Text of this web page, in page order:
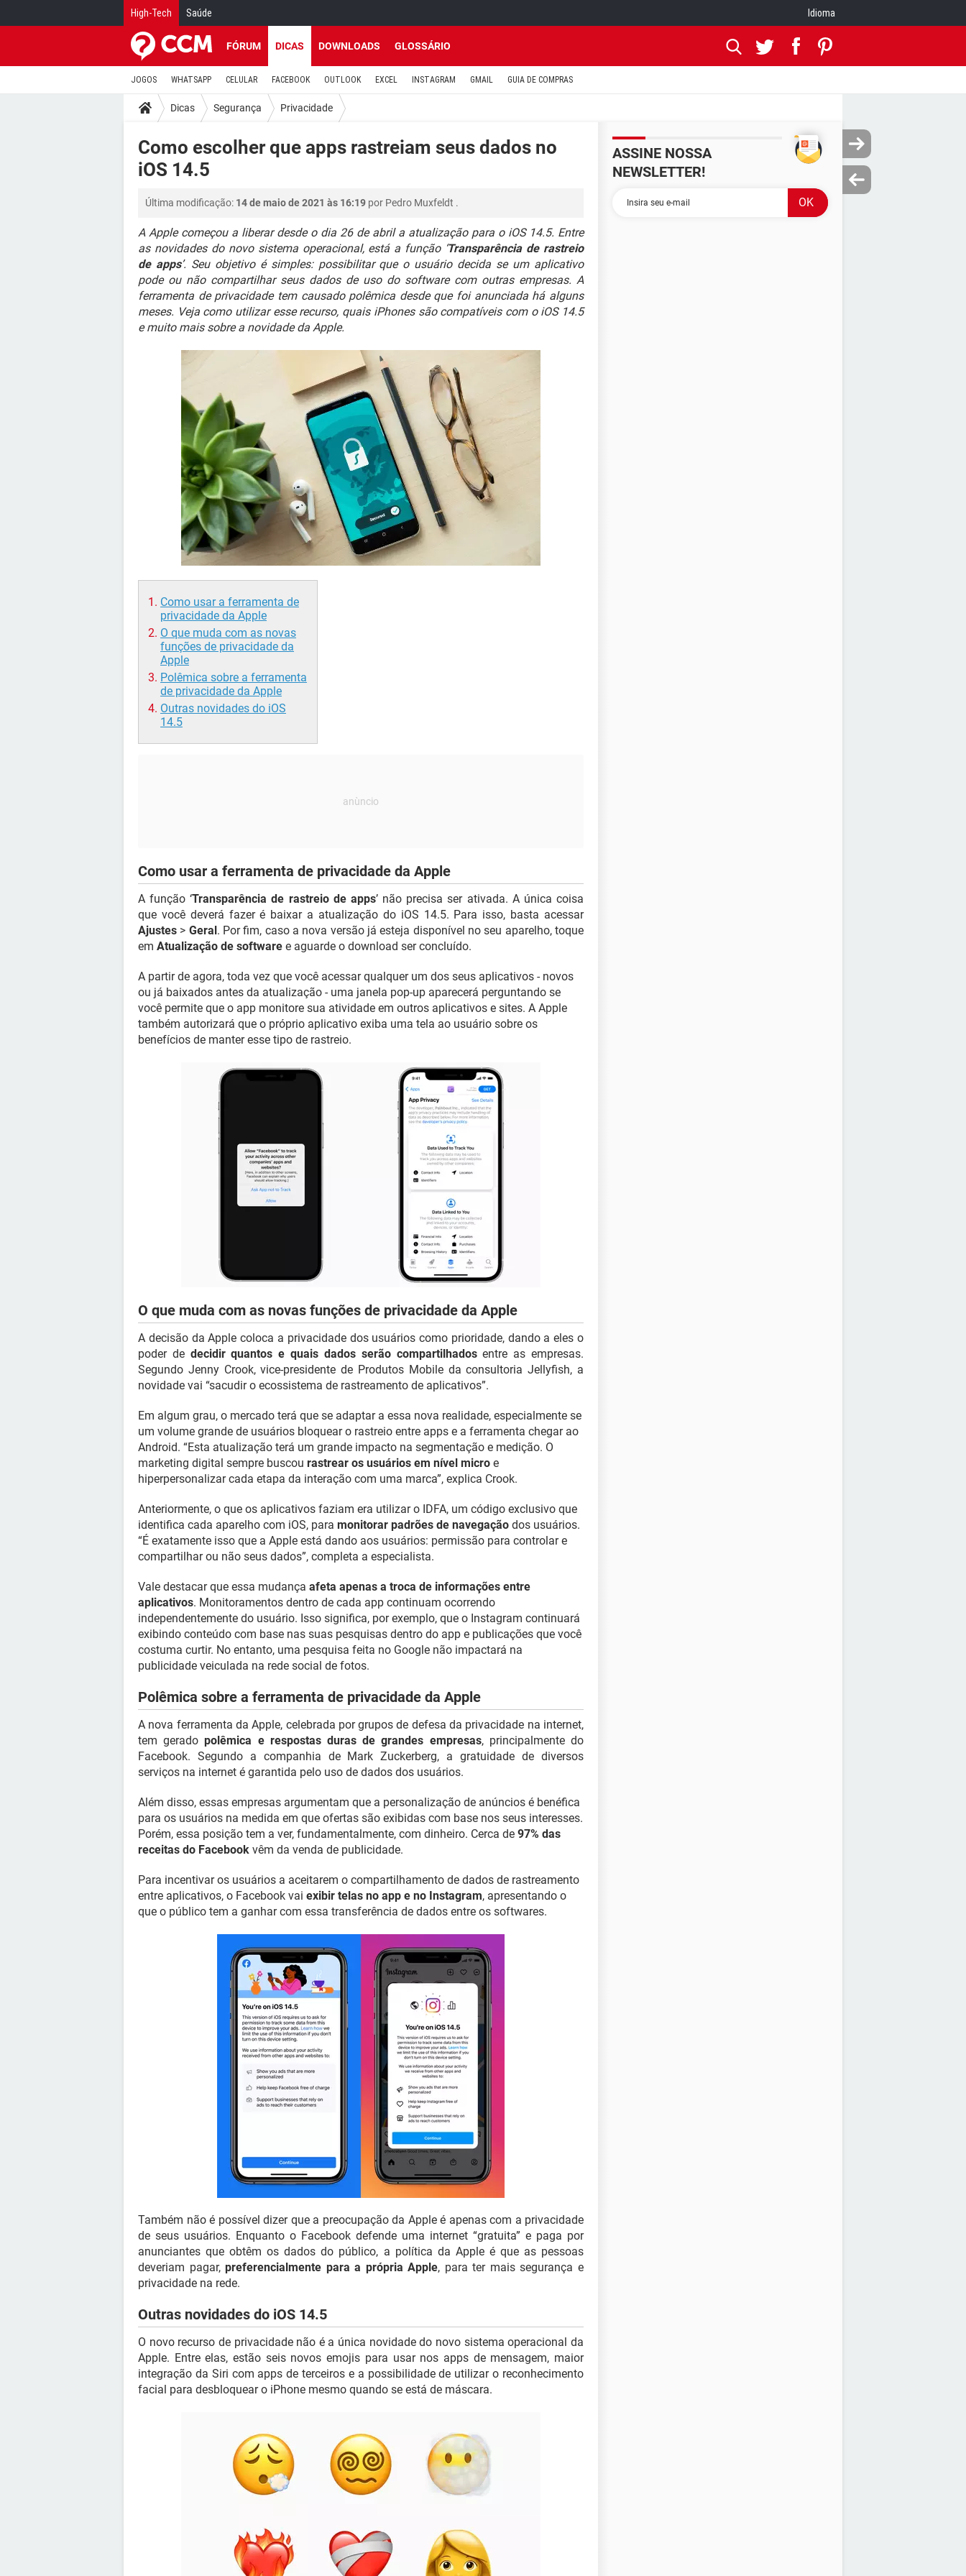
High-Tech Saúde Idioma
FÓRUM DICAS DOWNLOADS GLOSSÁRIO
JOGOS WHATSAPP CELULAR FACEBOOK OUTLOOK EXCEL INSTAGRAM GMAIL GUIA DE COMPRAS
Dicas Segurança Privacidade
Como escolher que apps rastreiam seus dados no
iOS 14.5
Última modificação: 14 de maio de 2021 às 16:19 por Pedro Muxfeldt .
A Apple começou a liberar desde o dia 26 de abril a atualização para o iOS 14.5. Entre
as novidades do novo sistema operacional, está a função ‘Transparência de rastreio
de apps’. Seu objetivo é simples: possibilitar que o usuário decida se um aplicativo
pode ou não compartilhar seus dados de uso do software com outras empresas. A
ferramenta de privacidade tem causado polêmica desde que foi anunciada há alguns
meses. Veja como utilizar esse recurso, quais iPhones são compatíveis com o iOS 14.5
e muito mais sobre a novidade da Apple.
Como usar a ferramenta de
privacidade da Apple
O que muda com as novas
funções de privacidade da
Apple
Polêmica sobre a ferramenta
de privacidade da Apple
Outras novidades do iOS
14.5
Como usar a ferramenta de privacidade da Apple
A função ‘Transparência de rastreio de apps’ não precisa ser ativada. A única coisa
que você deverá fazer é baixar a atualização do iOS 14.5. Para isso, basta acessar
Ajustes > Geral. Por fim, caso a nova versão já esteja disponível no seu aparelho, toque
em Atualização de software e aguarde o download ser concluído.
A partir de agora, toda vez que você acessar qualquer um dos seus aplicativos - novos
ou já baixados antes da atualização - uma janela pop-up aparecerá perguntando se
você permite que o app monitore sua atividade em outros aplicativos e sites. A Apple
também autorizará que o próprio aplicativo exiba uma tela ao usuário sobre os
benefícios de manter esse tipo de rastreio.
O que muda com as novas funções de privacidade da Apple
A decisão da Apple coloca a privacidade dos usuários como prioridade, dando a eles o
poder de decidir quantos e quais dados serão compartilhadosentre as empresas.
Segundo Jenny Crook, vice-presidente de Produtos Mobile da consultoria Jellyfish, a
novidade vai “sacudir o ecossistema de rastreamento de aplicativos”.
Em algum grau, o mercado terá que se adaptar a essa nova realidade, especialmente se
um volume grande de usuários bloquear o rastreio entre apps e a ferramenta chegar ao
Android. “Esta atualização terá um grande impacto na segmentação e medição. O
marketing digital sempre buscou rastrear os usuários em nível micro e
hiperpersonalizar cada etapa da interação com uma marca”, explica Crook.
Anteriormente, o que os aplicativos faziam era utilizar o IDFA, um código exclusivo que
identifica cada aparelho com iOS, para monitorar padrões de navegação dos usuários.
“É exatamente isso que a Apple está dando aos usuários: permissão para controlar e
compartilhar ou não seus dados”, completa a especialista.
Vale destacar que essa mudança afeta apenas a troca de informações entre
aplicativos. Monitoramentos dentro de cada app continuam ocorrendo
independentemente do usuário. Isso significa, por exemplo, que o Instagram continuará
exibindo conteúdo com base nas suas pesquisas dentro do app e publicações que você
costuma curtir. No entanto, uma pesquisa feita no Google não impactará na
publicidade veiculada na rede social de fotos.
Polêmica sobre a ferramenta de privacidade da Apple
A nova ferramenta da Apple, celebrada por grupos de defesa da privacidade na internet,
tem geradopolêmica e respostas duras de grandes empresas, principalmente do
Facebook. Segundo a companhia de Mark Zuckerberg, a gratuidade de diversos
serviços na internet é garantida pelo uso de dados dos usuários.
Além disso, essas empresas argumentam que a personalização de anúncios é benéfica
para os usuários na medida em que ofertas são exibidas com base nos seus interesses.
Porém, essa posição tem a ver, fundamentalmente, com dinheiro. Cerca de 97% das
receitas do Facebook vêm da venda de publicidade.
Para incentivar os usuários a aceitarem o compartilhamento de dados de rastreamento
entre aplicativos, o Facebook vai exibir telas no app e no Instagram, apresentando o
que o público tem a ganhar com essa transferência de dados entre os softwares.
Também não é possível dizer que a preocupação da Apple é apenas com a privacidade
de seus usuários. Enquanto o Facebook defende uma internet “gratuita” e paga por
anunciantes que obtêm os dados do público, a política da Apple é que as pessoas
deveriam pagar,preferencialmente para a própria Apple, para ter mais segurança e
privacidade na rede.
Outras novidades do iOS 14.5
O novo recurso de privacidade não é a única novidade do novo sistema operacional da
Apple. Entre elas, estão seis novos emojis para usar nos apps de mensagem, maior
integração da Siri com apps de terceiros e a possibilidade de utilizar o reconhecimento
facial para desbloquear o iPhone mesmo quando se está de máscara.
ASSINE NOSSA
NEWSLETTER!